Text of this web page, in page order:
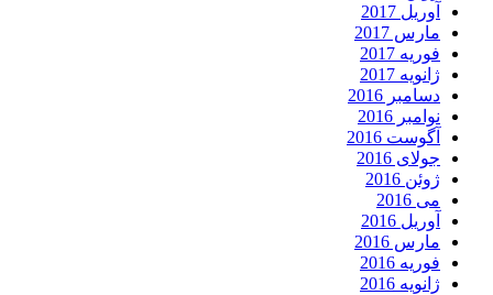
آوریل 2017
مارس 2017
فوریه 2017
ژانویه 2017
دسامبر 2016
نوامبر 2016
آگوست 2016
جولای 2016
ژوئن 2016
می 2016
آوریل 2016
مارس 2016
فوریه 2016
ژانویه 2016